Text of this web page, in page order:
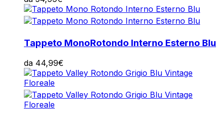
Tappeto MonoRotondo Interno Esterno Blu
da 44,99€